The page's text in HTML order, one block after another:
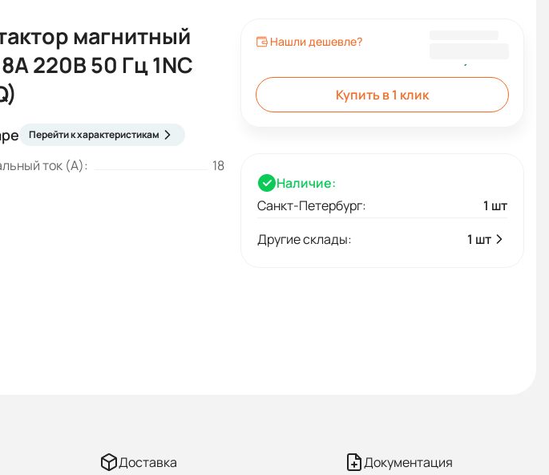
магнитный
220В 50 Гц 1NC
Перейти к характеристикам
ток (А): 18
Нашли дешевле?
Купить в 1 клик
Наличие:
Санкт-Петербург:
1 шт
Другие склады:
1 шт
Доставка Документация